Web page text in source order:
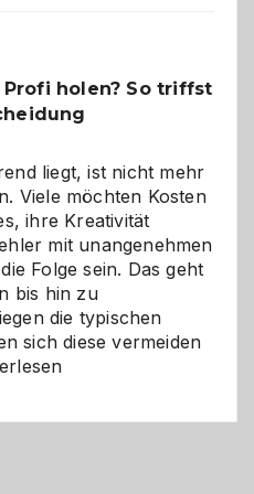
holen? So triffst
liegt, ist nicht mehr
Viele möchten Kosten
ihre Kreativität
mit unangenehmen
Folge sein. Das geht
bis hin zu
die typischen
sich diese vermeiden